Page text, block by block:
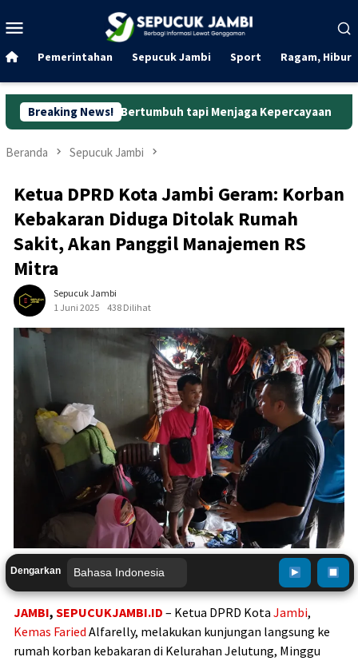
ke
Mobile
Pemerintahan Sepucuk Jambi Sport Ragam,
Breaking News!
Bertumbuh tapi Menjaga Kepercayaan Curanmor di
Beranda Sepucuk Jambi
Ketua DPRD Kota Jambi Geram: Korban
Kebakaran Diduga Ditolak Rumah
Sakit, Akan Panggil Manajemen RS
Mitra
Sepucuk Jambi
1 Juni 2025
438 Dilihat
Dengarkan
JAMBI, SEPUCUKJAMBI.ID – Ketua DPRD Kota Jambi,
Kemas Faried Alfarelly, melakukan kunjungan langsung ke
rumah korban kebakaran di Kelurahan Jelutung, Minggu